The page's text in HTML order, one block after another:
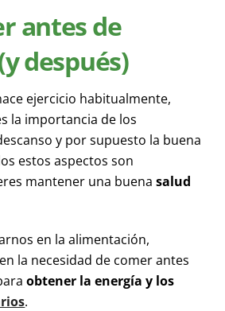
antes de
después)
ejercicio habitualmente,
la importancia de los
y por supuesto la buena
estos aspectos son
mantener una buenasalud
en la alimentación,
la necesidad de comer antes
obtener la energía y los
.